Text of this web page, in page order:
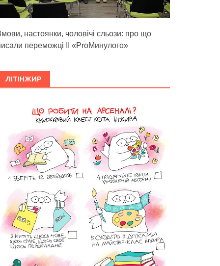
настоянки, чоловічі сльози: про що
переможці ІІ «ProМинулого»
ЛІТІНЖИР